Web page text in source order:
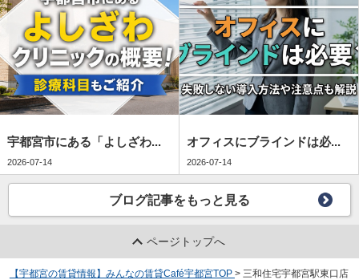
宇都宮市にある「よしざわ...
2026-07-14
オフィスにブラインドは必...
2026-07-14
ブログ記事をもっと見る
ページトップへ
【宇都宮の賃貸情報】みんなの賃貸Café宇都宮TOP > 三和住宅宇都宮駅東口店